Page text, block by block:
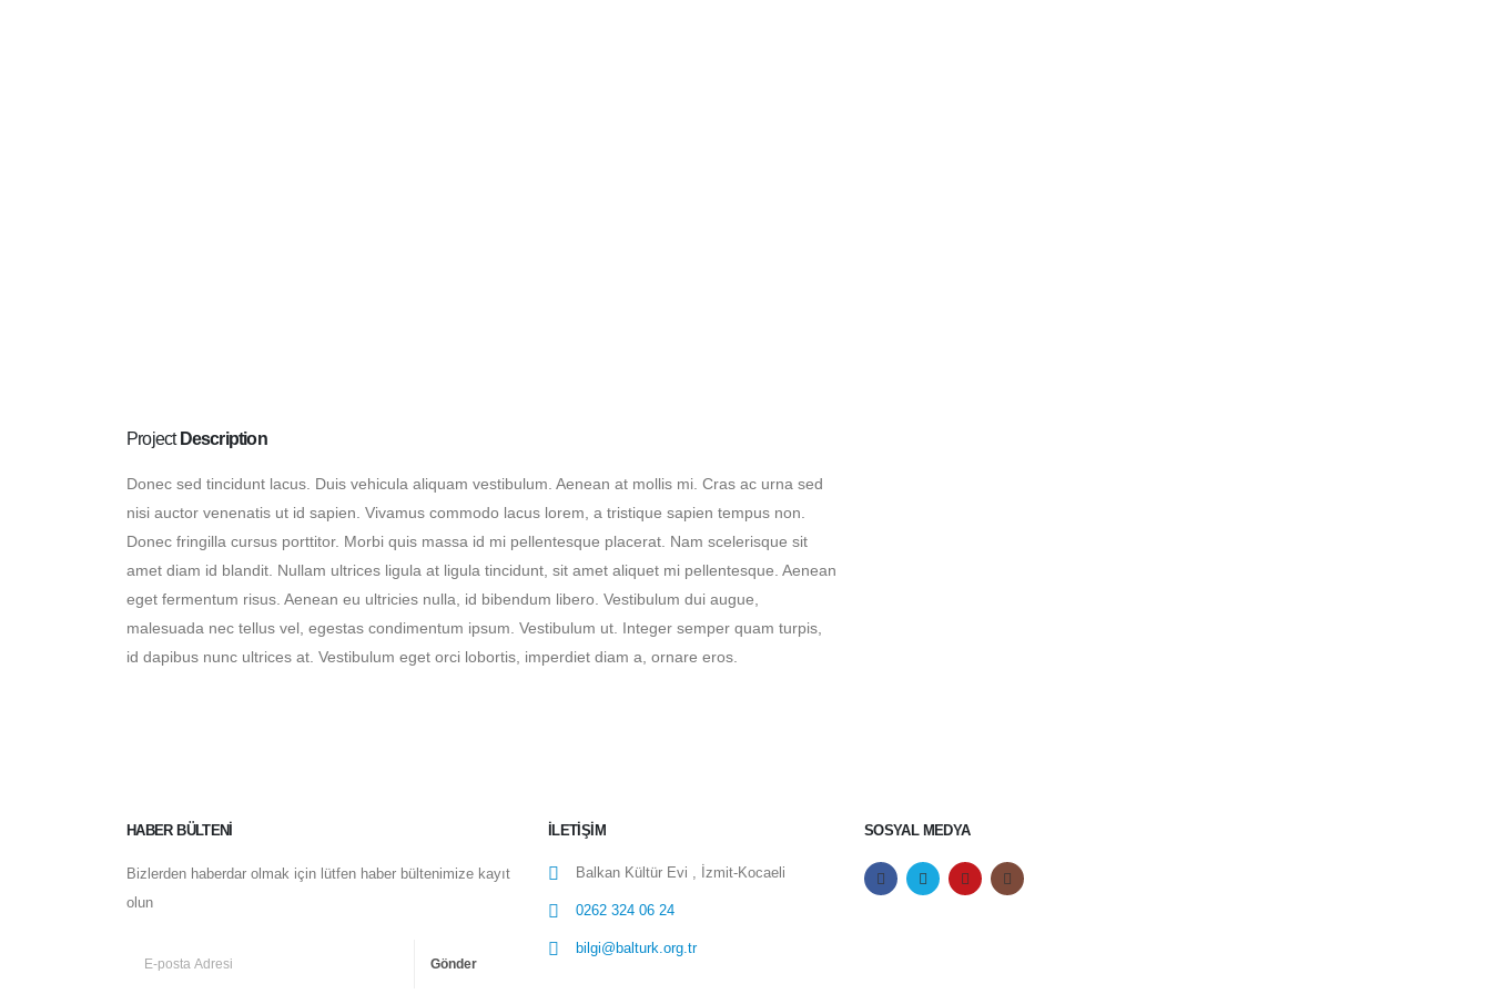
Project Description
Donec sed tincidunt lacus. Duis vehicula aliquam vestibulum. Aenean at mollis mi. Cras ac urna sed
nisi auctor venenatis ut id sapien. Vivamus commodo lacus lorem, a tristique sapien tempus non.
Donec fringilla cursus porttitor. Morbi quis massa id mi pellentesque placerat. Nam scelerisque sit
amet diam id blandit. Nullam ultrices ligula at ligula tincidunt, sit amet aliquet mi pellentesque. Aenean
eget fermentum risus. Aenean eu ultricies nulla, id bibendum libero. Vestibulum dui augue,
malesuada nec tellus vel, egestas condimentum ipsum. Vestibulum ut. Integer semper quam turpis,
id dapibus nunc ultrices at. Vestibulum eget orci lobortis, imperdiet diam a, ornare eros.
HABER BÜLTENI
Bizlerden haberdar olmak için lütfen haber bültenimize kayıt
olun
İLETIŞIM
Balkan Kültür Evi , İzmit-Kocaeli
0262 324 06 24
bilgi@balturk.org.tr
SOSYAL MEDYA